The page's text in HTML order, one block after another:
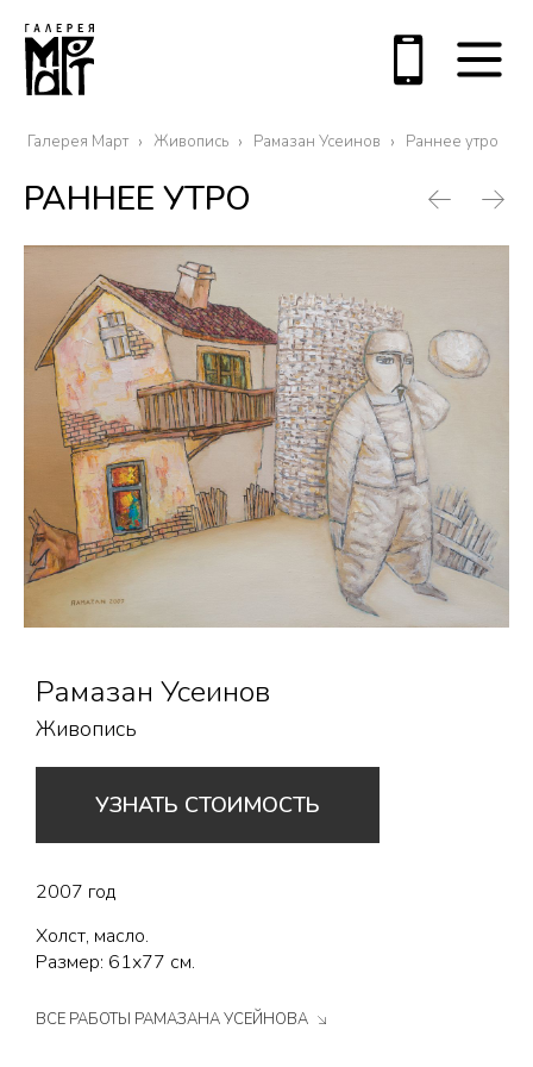
Галерея Март Живопись Рамазан Усеинов Раннее утро
РАННЕЕ УТРО
Рамазан Усеинов
Живопись
УЗНАТЬ СТОИМОСТЬ
2007 год
Холст, масло.
Размер: 61х77 см.
ВСЕ РАБОТЫ РАМАЗАНА УСЕЙНОВА